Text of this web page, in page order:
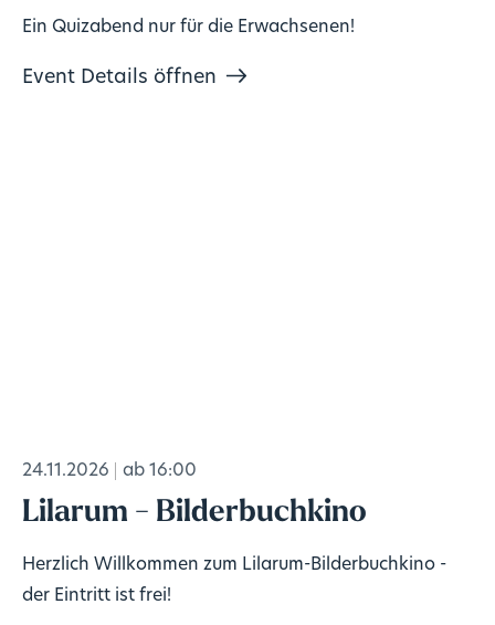
Ein Quizabend nur für die Erwachsenen!
Event Details öffnen
24.11.2026 ab 16:00
Lilarum - Bilderbuchkino
Herzlich Willkommen zum Lilarum-Bilderbuchkino -
der Eintritt ist frei!